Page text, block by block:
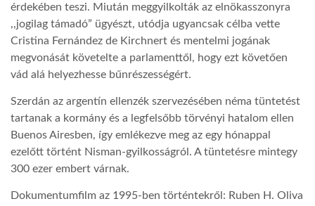
érdekében teszi. Miután meggyilkolták az elnökasszonyra
,,jogilag támadó” ügyészt, utódja ugyancsak célba vette
Cristina Fernández de Kirchnert és mentelmi jogának
megvonását követelte a parlamenttől, hogy ezt követően
vád alá helyezhesse bűnrészességért.
Szerdán az argentín ellenzék szervezésében néma tüntetést
tartanak a kormány és a legfelsőbb törvényi hatalom ellen
Buenos Airesben, így emlékezve meg az egy hónappal
ezelőtt történt Nisman-gyilkosságról. A tüntetésre mintegy
300 ezer embert várnak.
Dokumentumfilm az 1995-ben történtekről: Ruben H. Oliva